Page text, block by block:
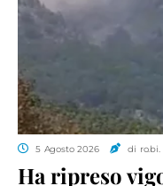
5 Agosto 2026 di ro.bi.
Ha ripreso